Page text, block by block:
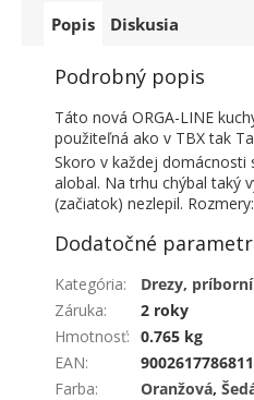
Popis Diskusia
Podrobný popis
Táto nová ORGA-LINE
použiteľná ako v TBX tak
Skoro v každej domácnosti
alobal. Na trhu chýbal taký
(začiatok) nezlepil.
Dodatočné
Kategória:
Drezy,
Záruka:
2 roky
Hmotnosť: 0.765 kg
EAN:
9002617786811
Farba: Oranžová,